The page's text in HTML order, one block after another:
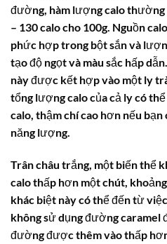
đường, hàm lượng calo thường
– 130 calo cho 100g. Nguồn
phức hợp trong bột sắn và
tạo độ ngọt và màu sắc hấp
này được kết hợp vào một ly
tổng lượng calo của cả ly có
calo, thậm chí cao hơn nếu bạn
năng lượng.
Trân châu trắng, một biến thể
calo thấp hơn một chút,
khác biệt này có thể đến từ
không sử dụng đường caramel
đường được thêm vào thấp